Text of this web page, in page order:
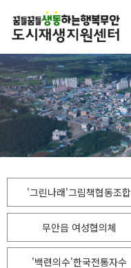
'그린나래'그림책협동조합
무안읍 여성협의체
'백련의수'한국전통자수